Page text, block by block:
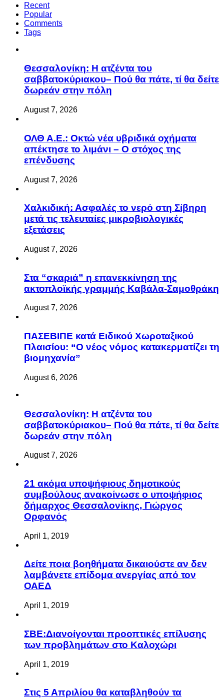
Recent
Popular
Comments
Tags
Θεσσαλονίκη: Η ατζέντα του
σαββατοκύριακου– Πού θα πάτε, τί θα δείτε
δωρεάν στην πόλη
August 7, 2026
ΟΛΘ Α.Ε.: Οκτώ νέα υβριδικά οχήματα
απέκτησε το λιμάνι – Ο στόχος της
επένδυσης
August 7, 2026
Χαλκιδική: Ασφαλές το νερό στη Σίβηρη
μετά τις τελευταίες μικροβιολογικές
εξετάσεις
August 7, 2026
Στα “σκαριά” η επανεκκίνηση της
ακτοπλοϊκής γραμμής Καβάλα-Σαμοθράκη
August 7, 2026
ΠΑΣΕΒΙΠΕ κατά Ειδικού Χωροταξικού
Πλαισίου: “Ο νέος νόμος κατακερματίζει τη
βιομηχανία”
August 6, 2026
Θεσσαλονίκη: Η ατζέντα του
σαββατοκύριακου– Πού θα πάτε, τί θα δείτε
δωρεάν στην πόλη
August 7, 2026
21 ακόμα υποψήφιους δημοτικούς
συμβούλους ανακοίνωσε ο υποψήφιος
δήμαρχος Θεσσαλονίκης, Γιώργος
Ορφανός
April 1, 2019
Δείτε ποια βοηθήματα δικαιούστε αν δεν
λαμβάνετε επίδομα ανεργίας από τον
ΟΑΕΔ
April 1, 2019
ΣΒΕ:Διανοίγονται προοπτικές επίλυσης
των προβλημάτων στο Καλοχώρι
April 1, 2019
Στις 5 Απριλίου θα καταβληθούν τα